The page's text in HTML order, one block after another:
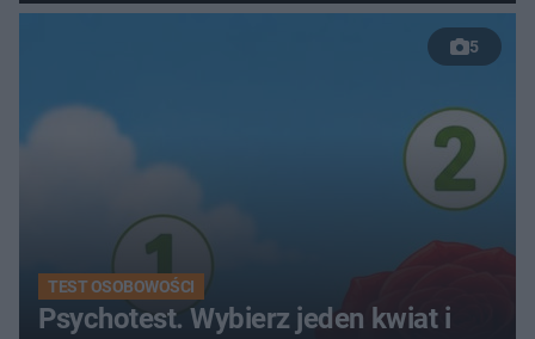
5
TEST OSOBOWOŚCI
Psychotest. Wybierz jeden kwiat i